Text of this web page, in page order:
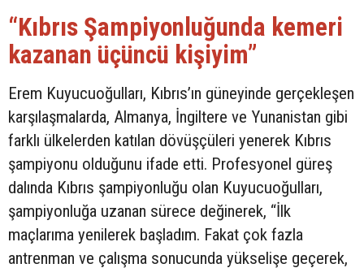
“Kıbrıs Şampiyonluğunda kemeri
kazanan üçüncü kişiyim”
Erem Kuyucuoğulları, Kıbrıs’ın güneyinde gerçekleşen
karşılaşmalarda, Almanya, İngiltere ve Yunanistan gibi
farklı ülkelerden katılan dövüşçüleri yenerek Kıbrıs
şampiyonu olduğunu ifade etti. Profesyonel güreş
dalında Kıbrıs şampiyonluğu olan Kuyucuoğulları,
şampiyonluğa uzanan sürece değinerek, “İlk
maçlarıma yenilerek başladım. Fakat çok fazla
antrenman ve çalışma sonucunda yükselişe geçerek,